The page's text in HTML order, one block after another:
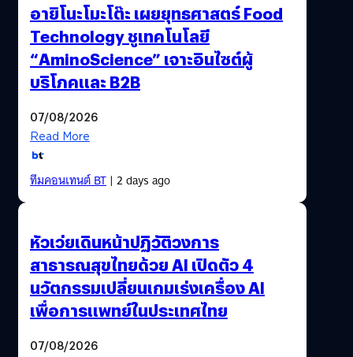
อายิโนะโมะโต๊ะ เผยยุทธศาสตร์ Food
Technology ชูเทคโนโลยี
“AminoScience” เจาะอินไซต์ผู้
บริโภคและ B2B
07/08/2026
Read More
ทีมคอนเทนต์ BT| 2 days ago
หัวเว่ยเดินหน้าปฏิวัติวงการ
สาธารณสุขไทยด้วย AI เปิดตัว 4
นวัตกรรมเปลี่ยนเกมเร่งเครื่อง AI
เพื่อการแพทย์ในประเทศไทย
07/08/2026